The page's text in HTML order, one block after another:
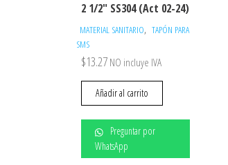
2 1/2″ SS304 (Act 02-24)
MATERIAL SANITARIO, TAPÓN PARA
SMS
$13.27 NO incluye IVA
Añadir al carrito
Preguntar por
WhatsApp